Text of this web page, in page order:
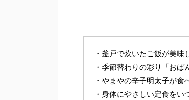
・釜戸で炊いたご飯が美味
・季節替わりの彩り「お
・やまやの辛子明太子が食
・身体にやさしい定食を